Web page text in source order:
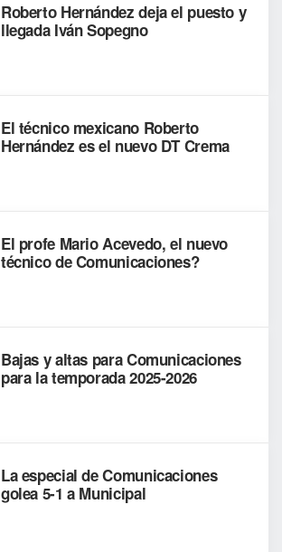
Roberto Hernández deja el puesto y
llegada Iván Sopegno
El técnico mexicano Roberto
Hernández es el nuevo DT Crema
El profe Mario Acevedo, el nuevo
técnico de Comunicaciones?
Bajas y altas para Comunicaciones
para la temporada 2025-2026
La especial de Comunicaciones
golea 5-1 a Municipal